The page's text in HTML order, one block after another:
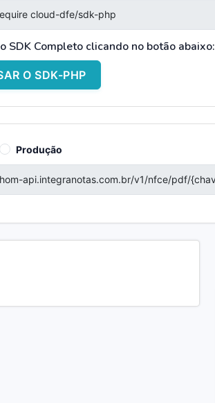
SDK Completo clicando no botão abaixo:
O SDK-PHP
Produção